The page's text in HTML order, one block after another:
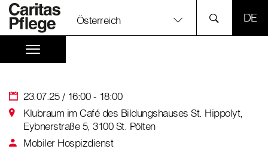
Österreich
23.07.25 / 16:00 - 18:00
Klubraum im Café des Bildungshauses St. Hippolyt,
Eybnerstraße 5, 3100 St. Pölten
Mobiler Hospizdienst